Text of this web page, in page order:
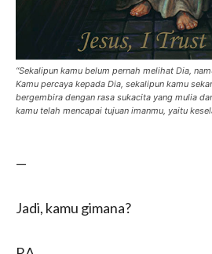
“Sekalipun kamu belum pernah melihat Dia,
Kamu percaya kepada Dia, sekalipun kamu
bergembira dengan rasa sukacita yang mulia
kamu telah mencapai tujuan imanmu, yaitu
—
Jadi, kamu gimana?